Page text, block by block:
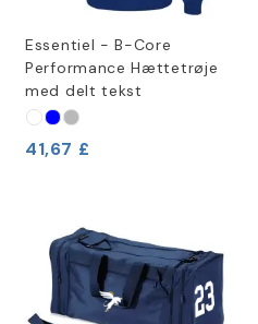
Essentiel - B-Core
Performance Hættetrøje
med delt tekst
41,67 £